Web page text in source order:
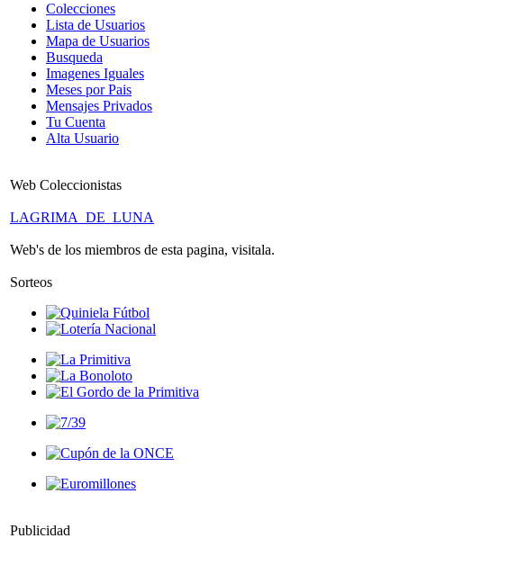
Colecciones
Lista de Usuarios
Mapa de Usuarios
Busqueda
Imagenes Iguales
Meses por Pais
Mensajes Privados
Tu Cuenta
Alta Usuario
Web Coleccionistas
LAGRIMA_DE_LUNA
Web's de los miembros de esta pagina, visitala.
Sorteos
Publicidad